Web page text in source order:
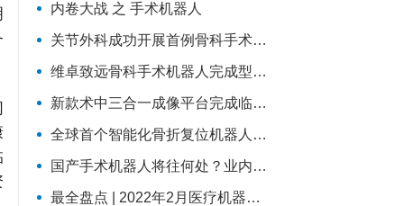
内卷大战 之 手术机器人
关节外科成功开展首例骨科手术机器人辅助下的人工膝关节表面置换术
维卓致远骨科手术机器人完成型检，即将进入临床试验阶段
新款术中三合一成像平台完成临床手术
全球首个智能化骨折复位机器人注册临床试验在吉林大学第一医院成功启动
国产手术机器人将往何处？业内投资人谈技术、专利、临床价值与商业化趋势
最全盘点 | 2022年2月医疗机器人行业46则动态 |